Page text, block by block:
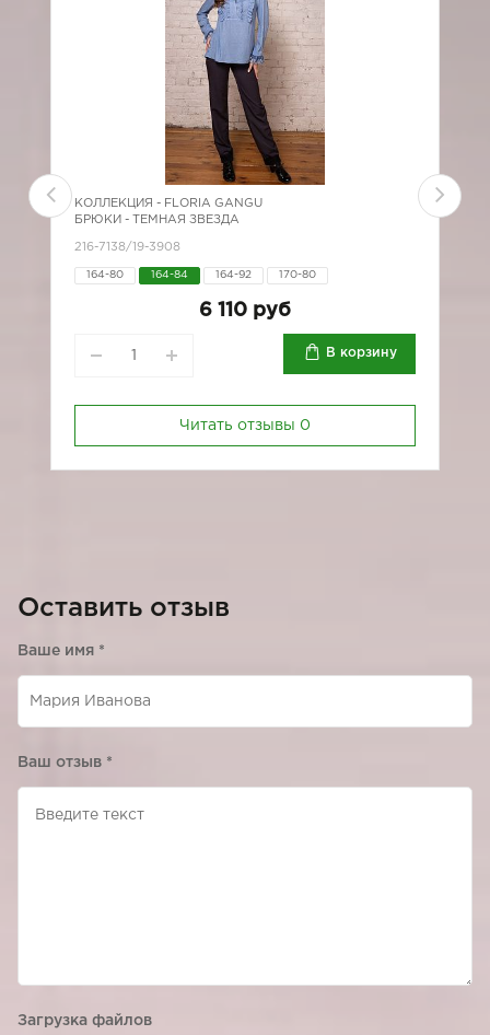
КОЛЛЕКЦИЯ - FLORIA GANGU
БРЮКИ - ТЕМНАЯ ЗВЕЗДА
216-7138/19-3908
164-80 164-84 164-92 170-80
6 110 руб
В корзину
Читать отзывы 0
Оставить отзыв
Ваше имя *
Ваш отзыв *
Загрузка файлов